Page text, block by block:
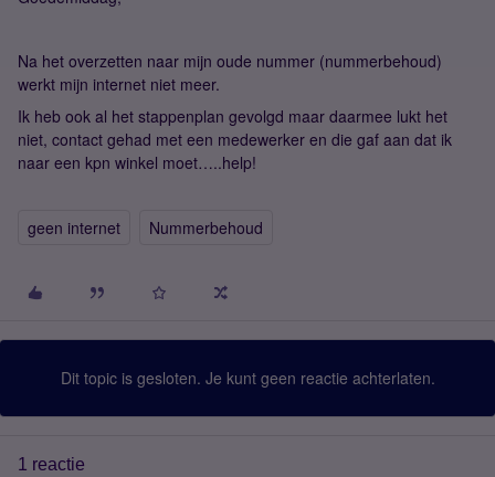
Na het overzetten naar mijn oude nummer (nummerbehoud)
werkt mijn internet niet meer.
Ik heb ook al het stappenplan gevolgd maar daarmee lukt het
niet, contact gehad met een medewerker en die gaf aan dat ik
naar een kpn winkel moet…..help!
geen internet Nummerbehoud
Dit topic is gesloten. Je kunt geen reactie achterlaten.
1 reactie